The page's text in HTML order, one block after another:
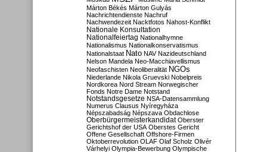
Márton Békés Márton Gulyás
Nachrichtendienste Nachruf
Nachwendezeit Nacktfotos Nahost-Konflikt
Nationale Konsultation
Nationalfeiertag Nationalhymne
Nationalismus Nationalkonservatismus
Nationalstaat Nato NAV Nazideutschland
Nelson Mandela Neo-Macchiavellismus
Neofaschisten Neoliberalität NGOs
Niederlande Nikola Gruevski Nobelpreis
Nordkorea Nord Stream Norwegischer
Fonds Notre Dame Notstand
Notstandsgesetze NSA-Datensammlung
Numerus Clausus Nyíregyháza
Népszabadság Népszava Obdachlose
Oberbürgermeisterkandidat Oberster
Gerichtshof der USA Oberstes Gericht
Offene Gesellschaft Offshore-Firmen
Oktoberrevolution OLAF Olaf Scholz Olivér
Várhelyi Olympia-Bewerbung Olympische